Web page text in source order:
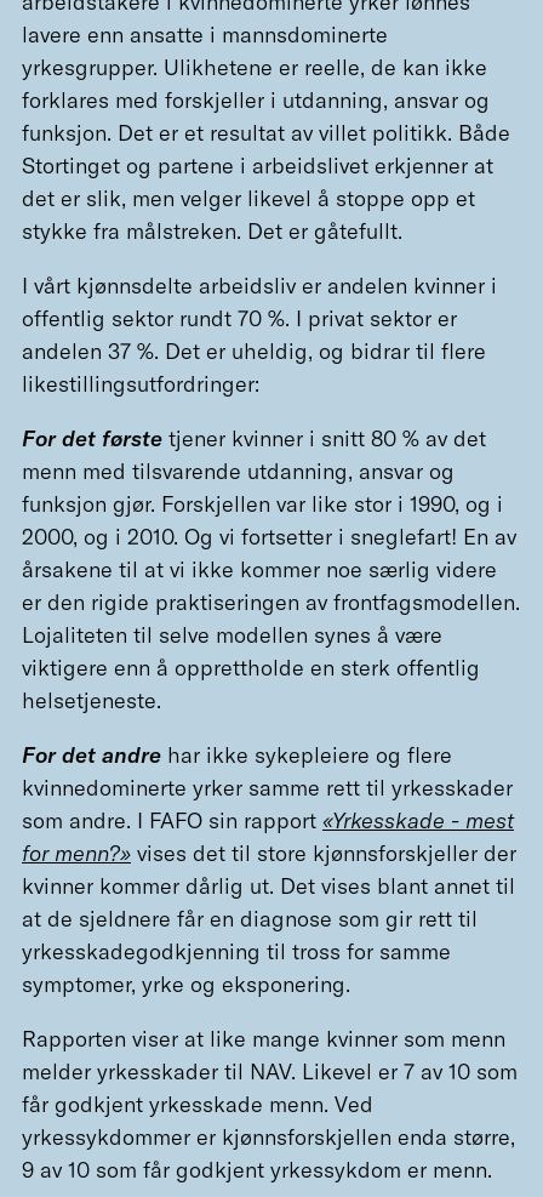
lavere enn ansatte i mannsdominerte
yrkesgrupper. Ulikhetene er reelle, de kan ikke
forklares med forskjeller i utdanning, ansvar og
funksjon. Det er et resultat av villet politikk. Både
Stortinget og partene i arbeidslivet erkjenner at
det er slik, men velger likevel å stoppe opp et
stykke fra målstreken. Det er gåtefullt.
I vårt kjønnsdelte arbeidsliv er andelen kvinner i
offentlig sektor rundt 70 %. I privat sektor er
andelen 37 %. Det er uheldig, og bidrar til flere
likestillingsutfordringer:
For det første tjener kvinner i snitt 80 % av det
menn med tilsvarende utdanning, ansvar og
funksjon gjør. Forskjellen var like stor i 1990, og i
2000, og i 2010. Og vi fortsetter i sneglefart! En av
årsakene til at vi ikke kommer noe særlig videre
er den rigide praktiseringen av frontfagsmodellen.
Lojaliteten til selve modellen synes å være
viktigere enn å opprettholde en sterk offentlig
helsetjeneste.
For det andre har ikke sykepleiere og flere
kvinnedominerte yrker samme rett til yrkesskader
som andre. I FAFO sin rapport «Yrkesskade - mest
for menn?» vises det til store kjønnsforskjeller der
kvinner kommer dårlig ut. Det vises blant annet til
at de sjeldnere får en diagnose som gir rett til
yrkesskadegodkjenning til tross for samme
symptomer, yrke og eksponering.
Rapporten viser at like mange kvinner som menn
melder yrkesskader til NAV. Likevel er 7 av 10 som
får godkjent yrkesskade menn. Ved
yrkessykdommer er kjønnsforskjellen enda større,
9 av 10 som får godkjent yrkessykdom er menn.